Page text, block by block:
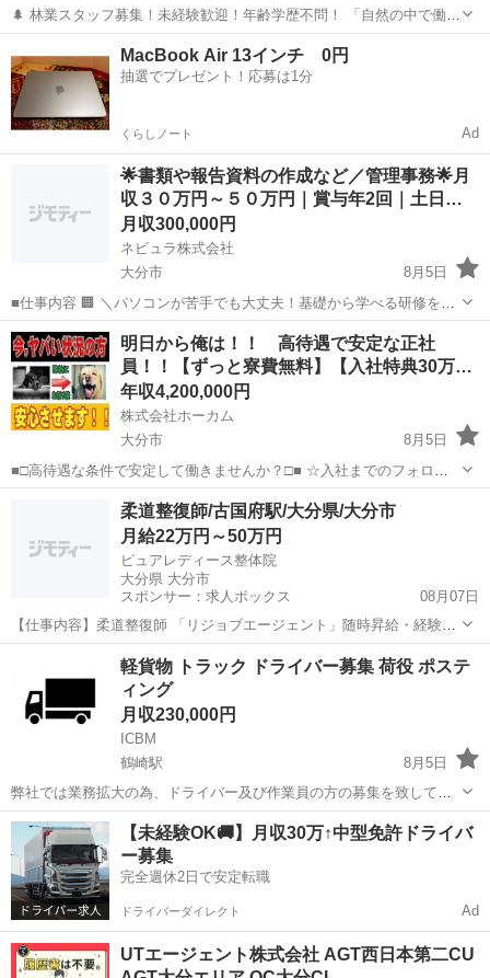
🌲 林業スタッフ募集！未経験歓迎！年齢学歴不問！ 「自然の中で働き
たい！」 「手に職をつけたい！」 そんな仲間を募集しています！ ア
ットホームな職場で先輩方が丁寧に仕事を教えます！ まだまだ小さな
会社なので職場では人間関係...
MacBook Air 13インチ 0円
抽選でプレゼント！応募は1分
くらしノート Ad
🌟書類や報告資料の作成など／管理事務🌟月
収３０万円～５０万円｜賞与年2回｜土日…
月収300,000円
ネビュラ株式会社
大分市
8月5日
■仕事内容 🏢 ＼パソコンが苦手でも大丈夫！基礎から学べる研修をご
用意！／ ＼月収30万円以上＋賞与年2回！20代から安定収入を目指せ
ます！／ ＼土日祝休み＆長期休暇あり！仕事とプライベートを両立！
／ 建...
大分 大分市 事務
明日から俺は！！ 高待遇で安定な正社
員！！【ずっと寮費無料】【入社特典30万
円…
年収4,200,000円
株式会社ホーカム
大分市
8月5日
■□高待遇な条件で安定して働きませんか？□■ ☆入社までのフォロー
はお任せください☆ 【今がチャンス】＝大募集中なので内定率激
高！ 【高待遇な正社員】＝長く高収入の安定感抜群！ いきな...
その他 業務
柔道整復師/古国府駅/大分県/大分市
月給22万円～50万円
ピュアレディース整体院
大分県 大分市
スポンサー：求人ボックス
08月07日
【仕事内容】柔道整復師 「リジョブエージェント」随時昇給・経験者
24万～待遇・サービスレベルに自信あり! 【経験・資格】未経験歓迎、
学生歓迎、経験者歓迎、主婦・主夫歓迎 柔道整復師 【給与】月
給:220,000円〜500,000円...
軽貨物 トラック ドライバー募集 荷役 ポステ
ィング
月収230,000円
ICBM
鶴崎駅
8月5日
弊社では業務拡大の為、ドライバー及び作業員の方の募集を致してお
ります。 4t車を運転出来る方を探しています。 ですが、4t以外の案件
もありますので4t車を運転出来ない普通免許の方でももちろん大丈夫
です。 又、運転が苦手...
大分 大分市 鶴崎駅 ドライバー トラック
【未経験OK🚚】月収30万↑中型免許ドライバ
ー募集
完全週休2日で安定転職
ドライバーダイレクト Ad
UTエージェント株式会社 AGT西日本第二CU